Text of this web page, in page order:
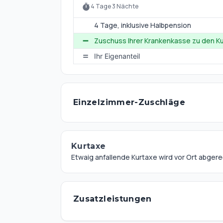
Exponate aus über 300 Jahren
Die Region bietet vielfältige Ausflugsziele,
Märchenfilm "3 Nüsse für Aschenbrödel"
km).
4 Tage 3 Nächte
4 Tage, inklusive Halbpension
Zuschuss Ihrer Krankenkasse zu den
Ihr Eigenanteil
Einzelzimmer-Zuschläge
Kurtaxe
Etwaig anfallende Kurtaxe wird vor Ort
Zusatzleistungen